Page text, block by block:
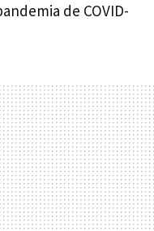
de COVID-